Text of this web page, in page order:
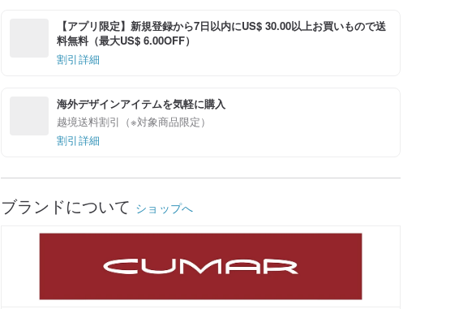
【アプリ限定】新規登録から7日以内にUS$ 30.00以上お買いもので送
料無料（最大US$ 6.00OFF）
割引詳細
海外デザインアイテムを気軽に購入
越境送料割引（※対象商品限定）
割引詳細
ブランドについて ショップへ